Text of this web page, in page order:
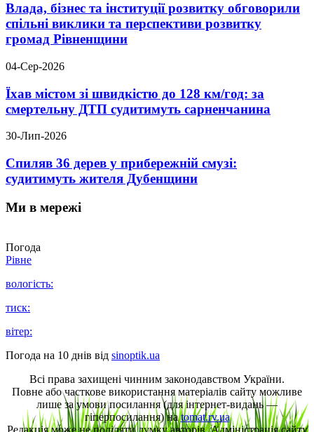
Влада, бізнес та інституції розвитку обговорили
спільні виклики та перспективи розвитку
громад Рівненщини
04-Сер-2026
Їхав містом зі швидкістю до 128 км/год: за
смертельну ДТП судитимуть сарненчанина
30-Лип-2026
Спиляв 36 дерев у прибережній смузі:
судитимуть жителя Дубенщини
Ми в мережі
Погода
Рівне
вологість:
тиск:
вітер:
Погода на 10 днів від sinoptik.ua
Всі права захищені чинним законодавством України.
Повне або часткове використання матеріалів сайту можливе
лише за умови посилання (для інтернет-видань —
гіперпосилання) наtomat.rv.ua
Редакція може не поділяти думку авторів. Адміністрація сайту